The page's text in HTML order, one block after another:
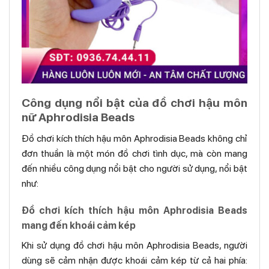
Công dụng nổi bật của đồ chơi hậu môn
nữ Aphrodisia Beads
Đồ chơi kích thích hậu môn Aphrodisia Beads không chỉ
đơn thuần là một món đồ chơi tình dục, mà còn mang
đến nhiều công dụng nổi bật cho người sử dụng, nổi bật
như:
Đồ chơi kích thích hậu môn Aphrodisia Beads
mang đến khoái cảm kép
Khi sử dụng đồ chơi hậu môn Aphrodisia Beads, người
dùng sẽ cảm nhận được khoái cảm kép từ cả hai phía: